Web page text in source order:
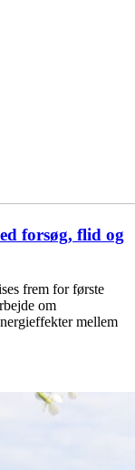
forsøg, flid og
frem for første
om
mellem